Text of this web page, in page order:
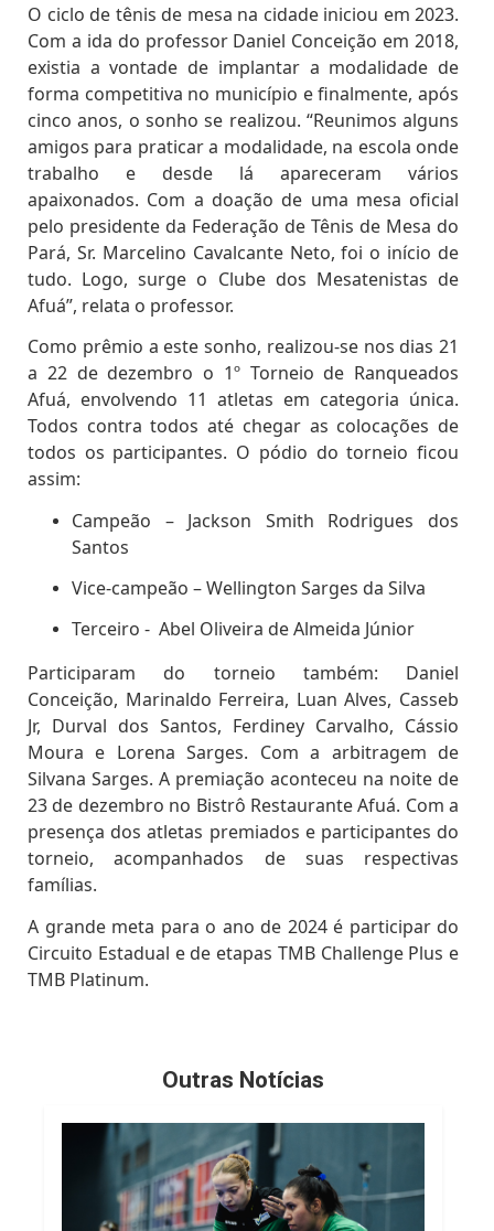
O ciclo de tênis de mesa na cidade iniciou em 2023.
Com a ida do professor Daniel Conceição em 2018,
existia a vontade de implantar a modalidade de
forma competitiva no município e finalmente, após
cinco anos, o sonho se realizou. “Reunimos alguns
amigos para praticar a modalidade, na escola onde
trabalho e desde lá apareceram vários
apaixonados. Com a doação de uma mesa oficial
pelo presidente da Federação de Tênis de Mesa do
Pará, Sr. Marcelino Cavalcante Neto, foi o início de
tudo. Logo, surge o Clube dos Mesatenistas de
Afuá”, relata o professor.
Como prêmio a este sonho, realizou-se nos dias21
a 22 de dezembro o 1º Torneio de Ranqueados
Afuá, envolvendo 11 atletas em categoria única.
Todos contra todos até chegar as colocações de
todos os participantes. O pódio do torneio ficou
assim:
Campeão – Jackson Smith Rodrigues dos
Santos
Vice-campeão – Wellington Sarges da Silva
Terceiro - Abel Oliveira de Almeida Júnior
Participaram do torneio também: Daniel
Conceição, Marinaldo Ferreira, Luan Alves, Casseb
Jr, Durval dos Santos, Ferdiney Carvalho, Cássio
Moura e Lorena Sarges. Com a arbitragem de
Silvana Sarges.A premiação aconteceu na noite de
23 de dezembro no Bistrô Restaurante Afuá. Com a
presença dos atletas premiados e participantes do
torneio, acompanhados de suas respectivas
famílias.
A grande meta para o ano de 2024 é participar do
Circuito Estadual e de etapas TMB Challenge Plus e
TMB Platinum.
Outras Notícias